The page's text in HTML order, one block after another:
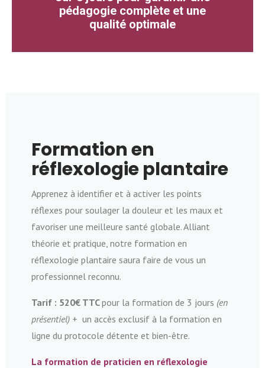
pédagogie complète et une
qualité optimale
Formation en
réflexologie plantaire
Apprenez à identifier et à activer les points
réflexes pour soulager la douleur et les maux et
favoriser une meilleure santé globale. Alliant
théorie et pratique, notre formation en
réflexologie plantaire saura faire de vous un
professionnel reconnu.
Tarif : 520€ TTCpour la formation de 3 jours (en
présentiel)+ un accès exclusif à la formation en
ligne du protocole détente et bien-être.
La formation de praticien en réflexologie